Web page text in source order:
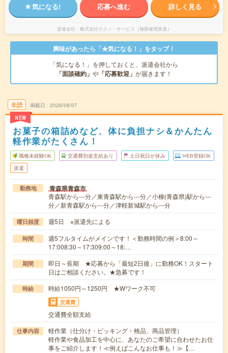
気になる! 応募へ進む 詳しく見る
派遣会社 株式会社テクノ・サービス（無期雇用派遣）
興味があったら「★気になる！」をタップ！
「気になる！」を押しておくと、派遣会社から
「面談確約」 や 「応募歓迎」 が届きます！
未読
NEW
掲載日 2026/08/07
お菓子の箱詰めなど、体に負担ナシ＆かんたん
軽作業がたくさん！
職種未経験OK 交通費別途支給あり 土日祝日が休み WEB登録OK
派遣
勤務地 青森県青森市
青森駅から---分／東青森駅から---分／小柳(青森県)駅から---
分／新青森駅から---分／津軽新城駅から---分
曜日頻度 週5日 ※派遣先による
時間
週5フルタイムがメインです！＜勤務時間の例＞8:00～
17:008:30～17:309:00～18:…
期間
即日～長期 ★応募から「最短2日後」に勤務OK！スタート
日はご相談ください。★急募です！
時給 時給1050円～1250円 ★Wワーク不可
交通費
交通費全額支給
仕事内容
軽作業（仕分け・ピッキング・検品、商品管理）
軽作業や食品加工を中心に、あなたのご希望に合わせたお仕
事をご紹介します！≪例えばこんなお仕事も！≫【…